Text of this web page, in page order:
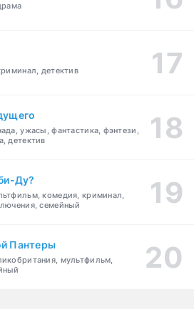
детектив
ужасы, фантастика, фэнтези,
детектив
Ду?
комедия, криминал,
семейный
Пантеры
мультфильм,